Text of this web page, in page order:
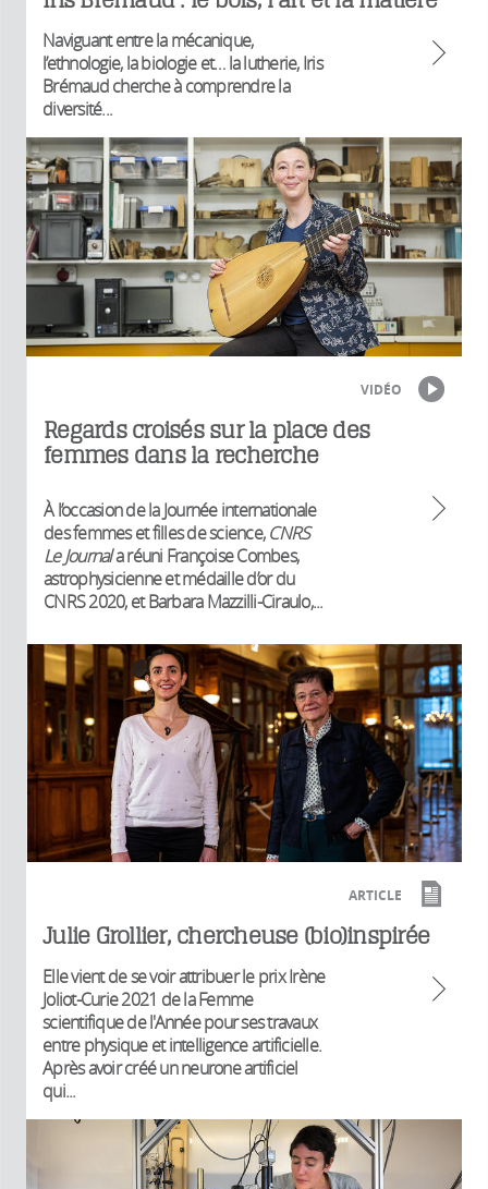
Naviguant entre la mécanique,
l’ethnologie, la biologie et… la lutherie, Iris
Brémaud cherche à comprendre la
diversité...
VIDÉO
Regards croisés sur la place des
femmes dans la recherche
À l’occasion de la Journée internationale
des femmes et filles de science,CNRS
Le Journala réuni Françoise Combes,
astrophysicienne et médaille d’or du
CNRS 2020, et Barbara Mazzilli-Ciraulo,...
ARTICLE
Julie Grollier, chercheuse (bio)inspirée
Elle vient de se voir attribuer le prix Irène
Joliot-Curie 2021 de la Femme
scientifique de l'Année pour ses travaux
entre physique et intelligence artificielle.
Après avoir créé un neurone artificiel
qui...